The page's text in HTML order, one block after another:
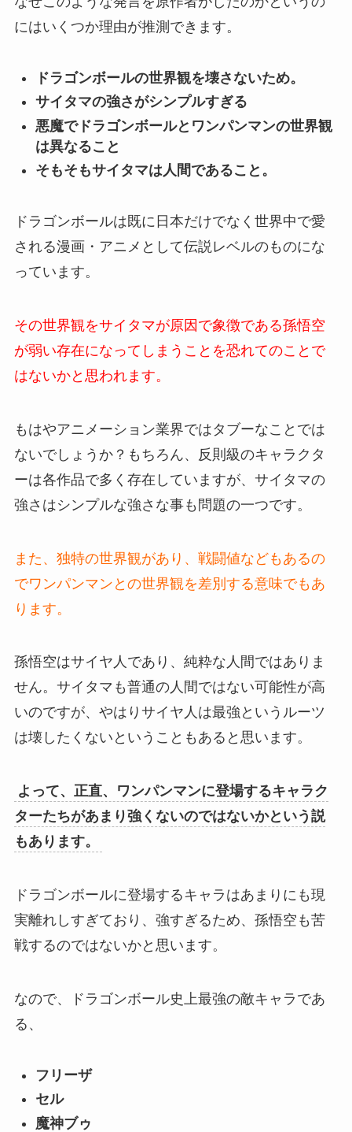
にはいくつか理由が推測できます。
ドラゴンボールの世界観を壊さないため。
サイタマの強さがシンプルすぎる
悪魔でドラゴンボールとワンパンマンの世界観
は異なること
そもそもサイタマは人間であること。
ドラゴンボールは既に日本だけでなく世界中で愛
される漫画・アニメとして伝説レベルのものにな
っています。
その世界観をサイタマが原因で象徴である孫悟空
が弱い存在になってしまうことを恐れてのことで
はないかと思われます。
もはやアニメーション業界ではタブーなことでは
ないでしょうか？もちろん、反則級のキャラクタ
ーは各作品で多く存在していますが、サイタマの
強さはシンプルな強さな事も問題の一つです。
また、独特の世界観があり、戦闘値などもあるの
でワンパンマンとの世界観を差別する意味でもあ
ります。
孫悟空はサイヤ人であり、純粋な人間ではありま
せん。サイタマも普通の人間ではない可能性が高
いのですが、やはりサイヤ人は最強というルーツ
は壊したくないということもあると思います。
よって、正直、ワンパンマンに登場するキャラク
ターたちがあまり強くないのではないかという説
もあります。
ドラゴンボールに登場するキャラはあまりにも現
実離れしすぎており、強すぎるため、孫悟空も苦
戦するのではないかと思います。
なので、ドラゴンボール史上最強の敵キャラであ
る、
フリーザ
セル
魔神ブゥ